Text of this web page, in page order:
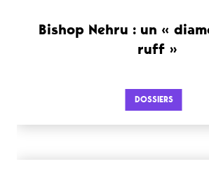
Bishop Nehru : un «
ruff »
DOSSIERS